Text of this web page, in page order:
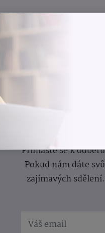
Přihlaste se k
Pokud nám dáte
zajímavých sdělení.